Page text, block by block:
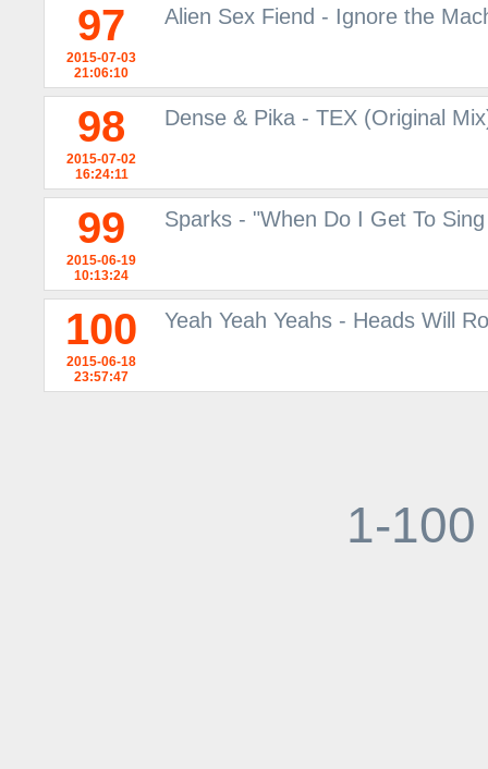
97
2015-07-03
21:06:10
Alien Sex Fiend - Ignore the
98
2015-07-02
16:24:11
Dense & Pika - TEX (Original
99
2015-06-19
10:13:24
Sparks - "When Do I Get To
100
2015-06-18
23:57:47
Yeah Yeah Yeahs - Heads Will
1-100